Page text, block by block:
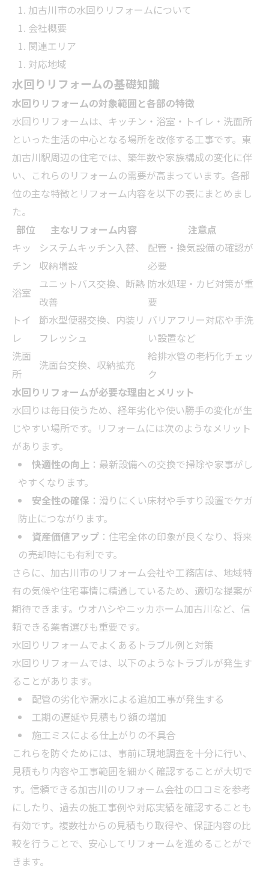
加古川市の水回りリフォームについて
会社概要
関連エリア
対応地域
水回りリフォームの基礎知識
水回りリフォームの対象範囲と各部の特徴
水回りリフォームは、キッチン・浴室・トイレ・洗面所
といった生活の中心となる場所を改修する工事です。東
加古川駅周辺の住宅では、築年数や家族構成の変化に伴
い、これらのリフォームの需要が高まっています。各部
位の主な特徴とリフォーム内容を以下の表にまとめまし
た。
部位
主なリフォーム内容
注意点
キッ
チン
システムキッチン入替、
収納増設
配管・換気設備の確認が
必要
浴室
ユニットバス交換、断熱
改善
防水処理・カビ対策が重
要
トイ
レ
節水型便器交換、内装リ
フレッシュ
バリアフリー対応や手洗
い設置など
洗面
所
洗面台交換、収納拡充
給排水管の老朽化チェッ
ク
水回りリフォームが必要な理由とメリット
水回りは毎日使うため、経年劣化や使い勝手の変化が生
じやすい場所です。リフォームには次のようなメリット
があります。
快適性の向上：最新設備への交換で掃除や家事がし
やすくなります。
安全性の確保 ：滑りにくい床材や手すり設置でケガ
防止につながります。
資産価値アップ：住宅全体の印象が良くなり、将来
の売却時にも有利です。
さらに、加古川市のリフォーム会社や工務店は、地域特
有の気候や住宅事情に精通しているため、適切な提案が
期待できます。ウオハシやニッカホーム加古川など、信
頼できる業者選びも重要です。
水回りリフォームでよくあるトラブル例と対策
水回りリフォームでは、以下のようなトラブルが発生す
ることがあります。
配管の劣化や漏水による追加工事が発生する
工期の遅延や見積もり額の増加
施工ミスによる仕上がりの不具合
これらを防ぐためには、事前に現地調査を十分に行い、
見積もり内容や工事範囲を細かく確認することが大切で
す。信頼できる加古川のリフォーム会社の口コミを参考
にしたり、過去の施工事例や対応実績を確認することも
有効です。複数社からの見積もり取得や、保証内容の比
較を行うことで、安心してリフォームを進めることがで
きます。